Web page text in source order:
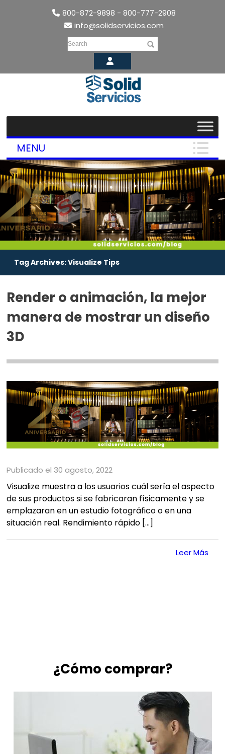
800-872-9898 - 800-777-2908
info@solidservicios.com
Search
MENU
Tag Archives:Visualize Tips
Render o animación, la mejor
manera de mostrar un diseño
3D
Publicado el 30 agosto, 2022
Visualize muestra a los usuarios cuál sería el aspecto
de sus productos si se fabricaran físicamente y se
emplazaran en un estudio fotográfico o en una
situación real. Rendimiento rápido […]
Leer Más
¿Cómo comprar?